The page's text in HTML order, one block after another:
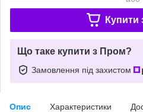
Купити
Що таке купити з Пром?
Замовлення під захистом
Опис Характеристики